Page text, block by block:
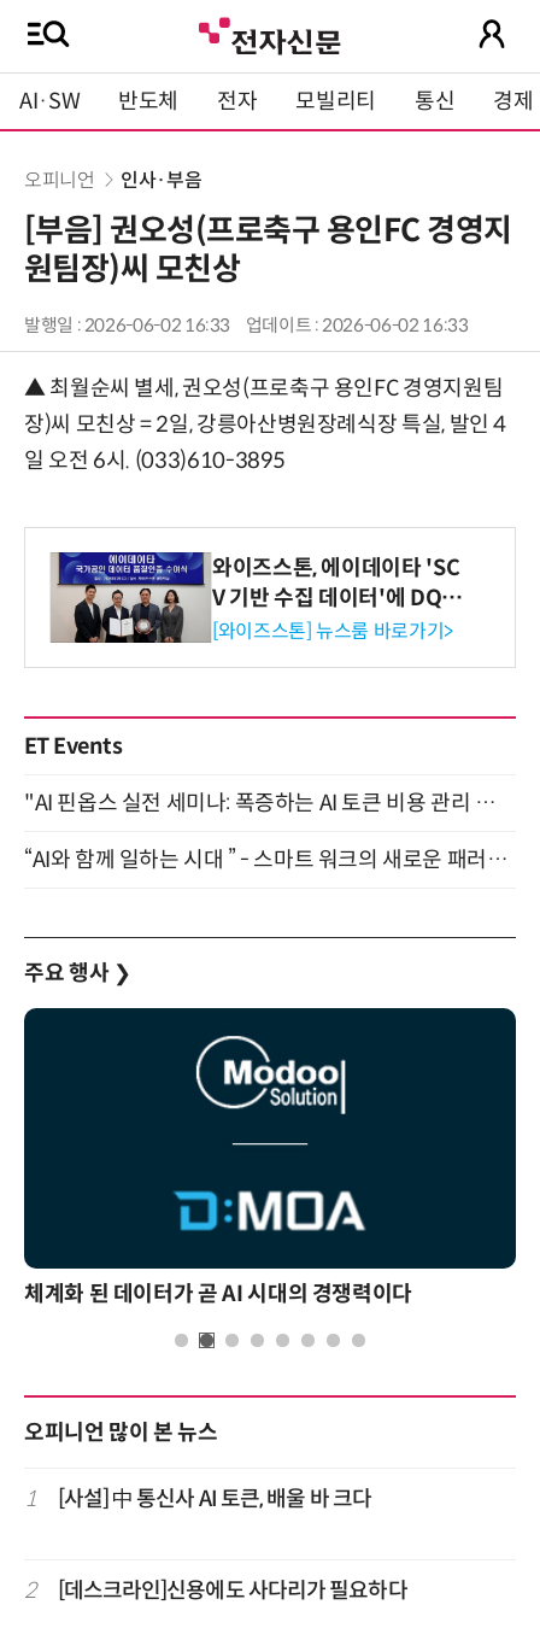
AI·SW 반도체 전자 모빌리티 통신 경제
오피니언 인사·부음
[부음] 권오성(프로축구 용인FC 경영지
원팀장)씨 모친상
발행일 : 2026-06-02 16:33 업데이트 : 2026-06-02 16:33
▲ 최월순씨 별세, 권오성(프로축구 용인FC 경영지원팀
장)씨 모친상 = 2일, 강릉아산병원장례식장 특실, 발인 4
일 오전 6시. (033)610-3895
와이즈스톤, 에이데이타 'SC
V 기반 수집 데이터'에 DQ인
증 최고 등급 수여
[와이즈스톤] 뉴스룸 바로가기>
ET Events
"AI 핀옵스 실전 세미나: 폭증하는 AI 토큰 비용 관리 전략" 8월 21일 개최
“AI와 함께 일하는 시대 ” - 스마트 워크의 새로운 패러다임 (9/11)
주요 행사 ❯
체계화 된 데이터가 곧 AI 시대의 경쟁력이다
오피니언 많이 본 뉴스
1 [사설] 中 통신사 AI 토큰, 배울 바 크다
2 [데스크라인]신용에도 사다리가 필요하다